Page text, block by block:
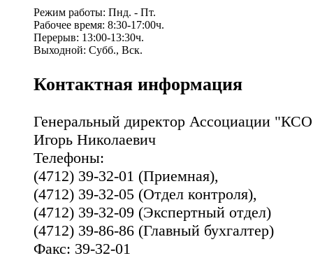
Режим работы: Пнд. - Пт.
Рабочее время: 8:30-17:00ч.
Перерыв: 13:00-13:30ч.
Выходной: Субб., Вск.
Контактная информация
Генеральный директор Ассоциации
Игорь Николаевич
Телефоны:
(4712) 39-32-01 (Приемная),
(4712) 39-32-05 (Отдел контроля),
(4712) 39-32-09 (Экспертный отдел)
(4712) 39-86-86 (Главный бухгалтер)
Факс: 39-32-01